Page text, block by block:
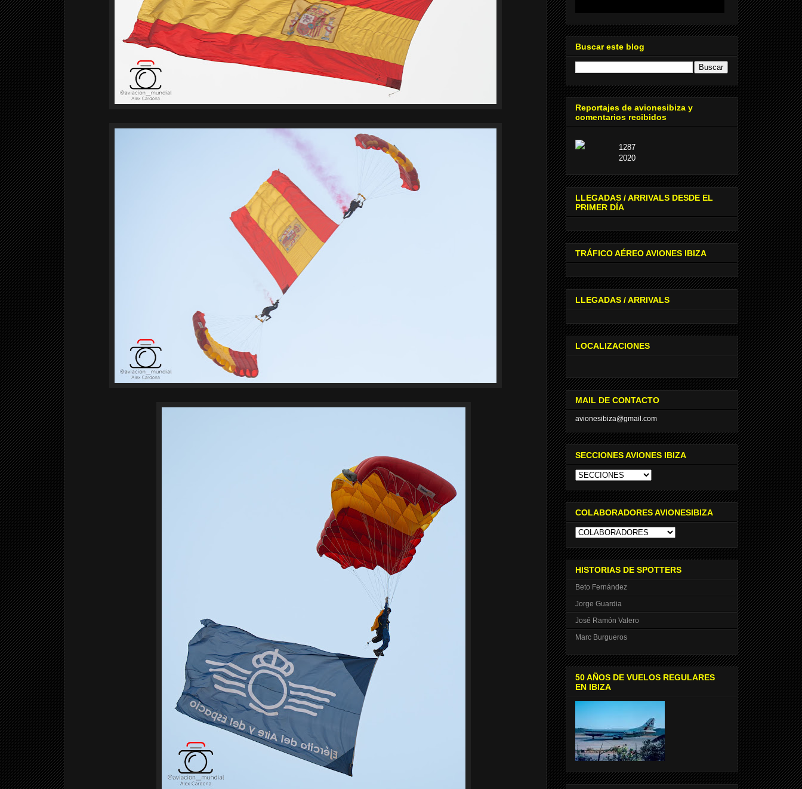
Buscar este blog
Reportajes de avionesibiza y
comentarios recibidos
1287
2020
LLEGADAS / ARRIVALS DESDE EL
PRIMER DÍA
TRÁFICO AÉREO AVIONES IBIZA
LLEGADAS / ARRIVALS
LOCALIZACIONES
MAIL DE CONTACTO
avionesibiza@gmail.com
SECCIONES AVIONES IBIZA
COLABORADORES AVIONESIBIZA
HISTORIAS DE SPOTTERS
Beto Fernández
Jorge Guardia
José Ramón Valero
Marc Burgueros
50 AÑOS DE VUELOS REGULARES
EN IBIZA